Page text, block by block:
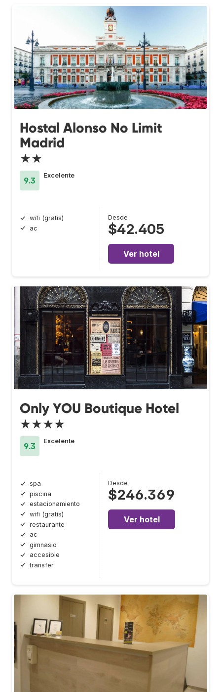
Hostal Alonso No Limit
Madrid
★★
9.3
Excelente
wifi (gratis)
ac
Desde
$42.405
Ver hotel
Only YOU Boutique Hotel
★★★★
9.3
Excelente
spa
piscina
estacionamiento
wifi (gratis)
restaurante
ac
gimnasio
accesible
transfer
Desde
$246.369
Ver hotel